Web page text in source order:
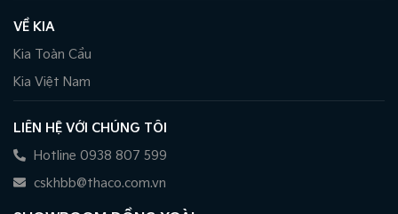
VỀ KIA
Kia Toàn Cầu
Kia Việt Nam
LIÊN HỆ VỚI CHÚNG TÔI
Hotline 0938 807 599
cskhbb@thaco.com.vn